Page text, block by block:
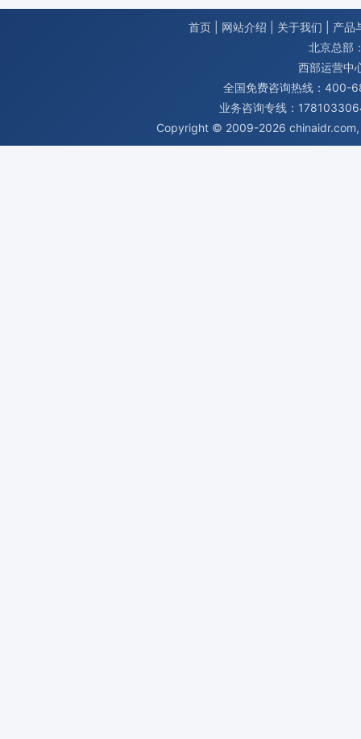
首页 网站介绍 关于我们
产品
北京总部
西部运营中
全国免费咨询热线：400-
业务咨询专线：
Copyright © 2009-2026 chinaidr.com